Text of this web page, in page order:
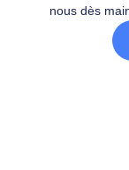
nous dès